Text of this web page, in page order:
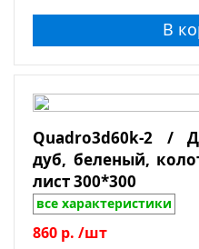
На стены, колоны
Кухня
Для улицы
Оникс
Галька
Травертин
В
Quadro3d60k-2 /
дуб, беленый,
лист 300*300
все характеристики
860 р. /шт